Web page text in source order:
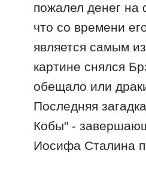
пожалел денег на
что со времени
является самым
картине снялся
обещало или
Последняя
Кобы" -
Иосифа Сталина